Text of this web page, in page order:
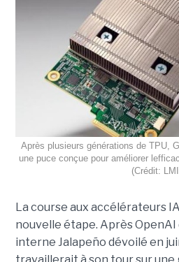
Après plusieurs générations de TPU,
une puce conçue pour améliorer
(Crédit:
La course aux accélérateurs
nouvelle étape. Après
interne Jalapeño dévoilé en